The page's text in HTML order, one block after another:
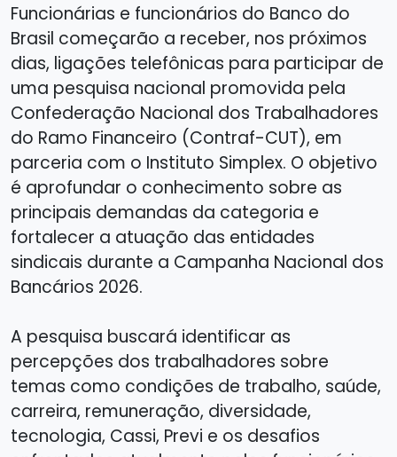
Funcionárias e funcionários do Banco do
Brasil começarão a receber, nos próximos
dias, ligações telefônicas para participar de
uma pesquisa nacional promovida pela
Confederação Nacional dos Trabalhadores
do Ramo Financeiro (Contraf-CUT), em
parceria com o Instituto Simplex. O objetivo
é aprofundar o conhecimento sobre as
principais demandas da categoria e
fortalecer a atuação das entidades
sindicais durante a Campanha Nacional dos
Bancários 2026.
A pesquisa buscará identificar as
percepções dos trabalhadores sobre
temas como condições de trabalho, saúde,
carreira, remuneração, diversidade,
tecnologia, Cassi, Previ e os desafios